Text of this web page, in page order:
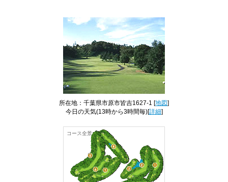
所在地：千葉県市原市皆吉1627-1 [地図]
今日の天気(13時から3時間毎)[詳細]
コース全景